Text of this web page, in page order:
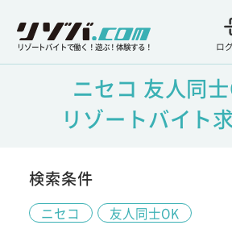
リゾートバイトで働く！遊ぶ！体験する！ ロ
ニセコ 友人同
リゾートバイト
検索条件
ニセコ 友人同士OK